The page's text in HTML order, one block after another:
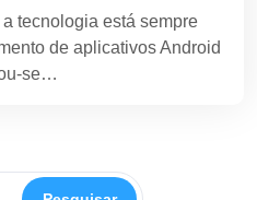
tecnologia está sempre
de aplicativos Android
se…